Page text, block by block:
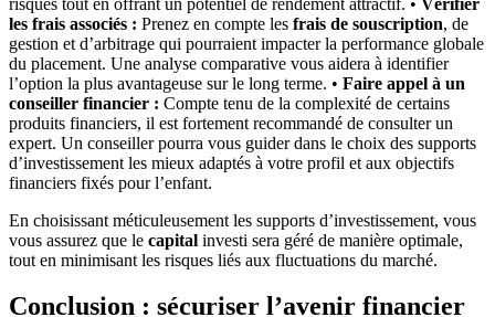
les frais associés : Prenez en compte les frais de souscription, de
gestion et d’arbitrage qui pourraient impacter la performance globale
du placement. Une analyse comparative vous aidera à identifier
l’option la plus avantageuse sur le long terme. • Faire appel à un
conseiller financier : Compte tenu de la complexité de certains
produits financiers, il est fortement recommandé de consulter un
expert. Un conseiller pourra vous guider dans le choix des supports
d’investissement les mieux adaptés à votre profil et aux objectifs
financiers fixés pour l’enfant.
En choisissant méticuleusement les supports d’investissement, vous
vous assurez que le capital investi sera géré de manière optimale,
tout en minimisant les risques liés aux fluctuations du marché.
Conclusion : sécuriser l’avenir financier